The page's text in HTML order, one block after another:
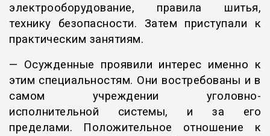
электрооборудование, правила шитья,
технику безопасности. Затем приступали к
практическим занятиям.
— Осужденные проявили интерес именно к
этим специальностям. Они востребованы и в
самом учреждении уголовно-
исполнительной системы, и за его
пределами. Положительное отношение к